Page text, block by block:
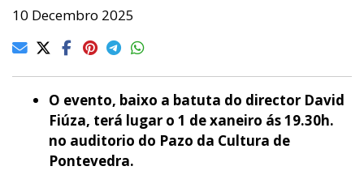
10 Decembro 2025
O evento, baixo a batuta do director David
Fiúza, terá lugar o 1 de xaneiro ás 19.30h.
no auditorio do Pazo da Cultura de
Pontevedra.